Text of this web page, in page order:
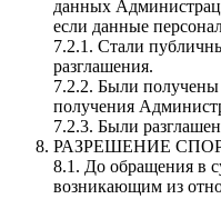
данных
если данные
7.2.1. Стали
разглашения.
7.2.2. Были получены
получения
7.2.3. Были
РАЗРЕШЕНИЕ
8.1. До обращения в
возникающим из